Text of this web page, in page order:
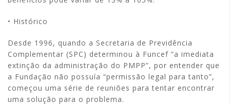
• Histórico
Desde 1996, quando a Secretaria de Previdência
Complementar (SPC) determinou à Funcef “a imediata
extinção da administração do PMPP”, por entender que
a Fundação não possuía “permissão legal para tanto”,
começou uma série de reuniões para tentar encontrar
uma solução para o problema.